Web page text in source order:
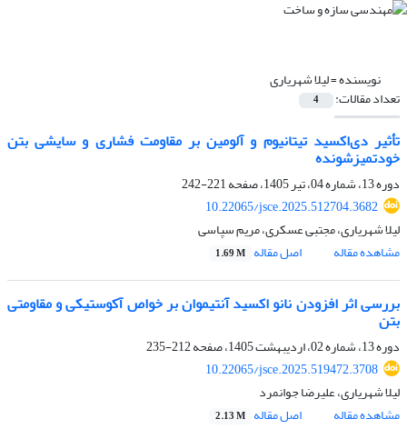
نویسنده =لیلا شهریاری
تعداد مقالات: 4
تأثیر دی‌اکسید تیتانیوم و آلومین بر مقاومت فشاری و سایشی بتن
خودتمیزشونده
دوره 13، شماره 04، تیر 1405، صفحه
221-242
10.22065/jsce.2025.512704.3682
لیلا شهریاری، مجتبی عسکری، مریم سپاسی
مشاهده مقاله
اصل مقاله 1.69 M
بررسی اثر افزودن نانو اکسید آنتیموان بر خواص آکوستیکی و مقاومتی
بتن
دوره 13، شماره 02، اردیبهشت 1405، صفحه
212-235
10.22065/jsce.2025.519472.3708
لیلا شهریاری، علیرضا جوانمرد
مشاهده مقاله
اصل مقاله 2.13 M